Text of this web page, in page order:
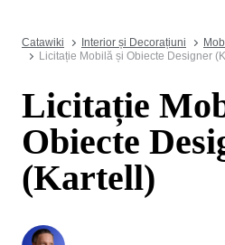
Catawiki Interior și Decorațiuni
Licitație Mobilă și Obiecte Designer
Licitație
Obiecte
(Kartell)